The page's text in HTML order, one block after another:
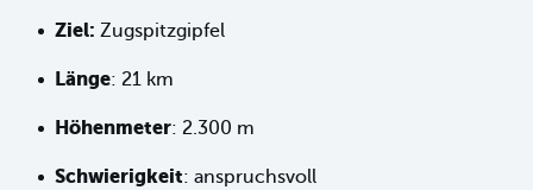
Ziel: Zugspitzgipfel
Länge: 21 km
Höhenmeter: 2.300 m
Schwierigkeit: anspruchsvoll